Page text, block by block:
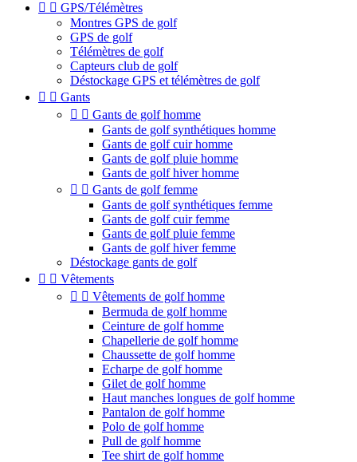
  GPS/Télémètres
Montres GPS de golf
GPS de golf
Télémètres de golf
Capteurs club de golf
Déstockage GPS et télémètres de golf
  Gants
  Gants de golf homme
Gants de golf synthétiques homme
Gants de golf cuir homme
Gants de golf pluie homme
Gants de golf hiver homme
  Gants de golf femme
Gants de golf synthétiques femme
Gants de golf cuir femme
Gants de golf pluie femme
Gants de golf hiver femme
Déstockage gants de golf
  Vêtements
  Vêtements de golf homme
Bermuda de golf homme
Ceinture de golf homme
Chapellerie de golf homme
Chaussette de golf homme
Echarpe de golf homme
Gilet de golf homme
Haut manches longues de golf homme
Pantalon de golf homme
Polo de golf homme
Pull de golf homme
Tee shirt de golf homme